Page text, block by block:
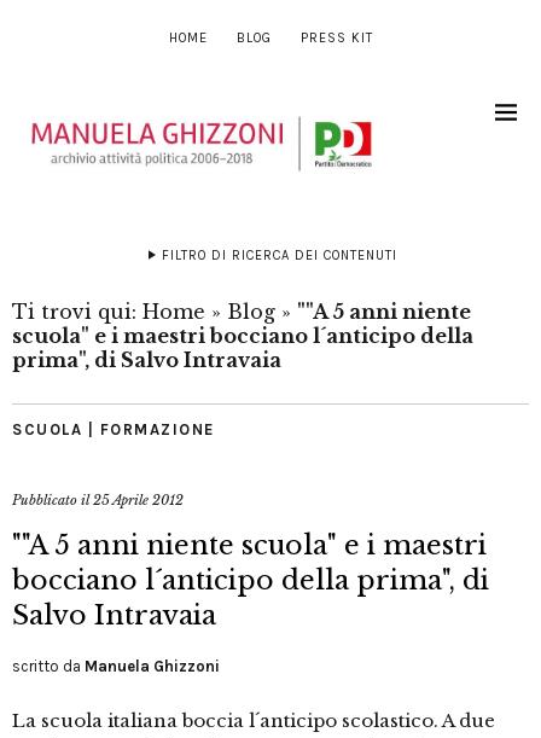
HOME BLOG PRESS KIT
FILTRO DI RICERCA DEI CONTENUTI
Ti trovi qui: Home » Blog » ""A 5 anni niente
scuola" e i maestri bocciano l´anticipo della
prima", di Salvo Intravaia
SCUOLA | FORMAZIONE
Pubblicato il25 Aprile 2012
""A 5 anni niente scuola" e i maestri
bocciano l´anticipo della prima", di
Salvo Intravaia
scritto da Manuela Ghizzoni
La scuola italiana boccia l´anticipo scolastico. A due